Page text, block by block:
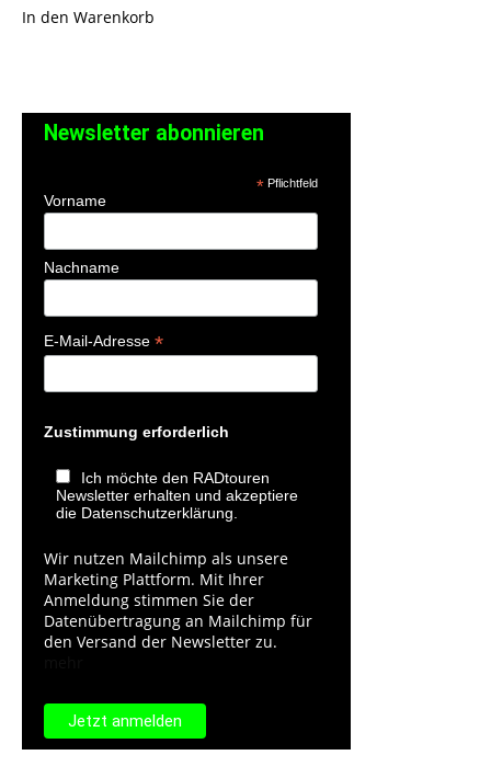
In den Warenkorb
Newsletter abonnieren
*Pflichtfeld
Vorname
Nachname
E-Mail-Adresse *
Zustimmung erforderlich
Ich möchte den RADtouren
Newsletter erhalten und akzeptiere
die Datenschutzerklärung.
Wir nutzen Mailchimp als unsere
Marketing Plattform. Mit Ihrer
Anmeldung stimmen Sie der
Datenübertragung an Mailchimp für
den Versand der Newsletter zu.